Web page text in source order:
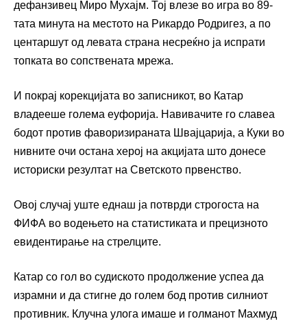
дефанзивец Миро Мухајм. Тој влезе во игра во 89-
тата минута на местото на Рикардо Родригез, а по
центаршут од левата страна несреќно ја испрати
топката во сопствената мрежа.
И покрај корекцијата во записникот, во Катар
владееше голема еуфорија. Навивачите го славеа
бодот против фаворизираната Швајцарија, а Куки во
нивните очи остана херој на акцијата што донесе
историски резултат на Светското првенство.
Овој случај уште еднаш ја потврди строгоста на
ФИФА во водењето на статистиката и прецизното
евидентирање на стрелците.
Катар со гол во судиското продолжение успеа да
израмни и да стигне до голем бод против силниот
противник. Клучна улога имаше и голманот Махмуд